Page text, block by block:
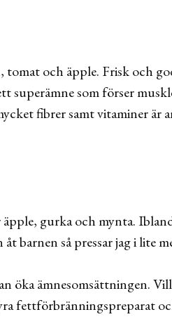
och äpple. Frisk och
som förser
fibrer samt vitaminer är
gurka och mynta.
barnen så pressar jag i lite
öka ämnesomsättningen.